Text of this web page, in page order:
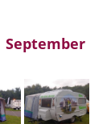
September